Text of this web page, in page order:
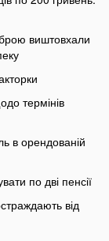
виштовхали
термінів
в орендованій
по дві пенсії
від